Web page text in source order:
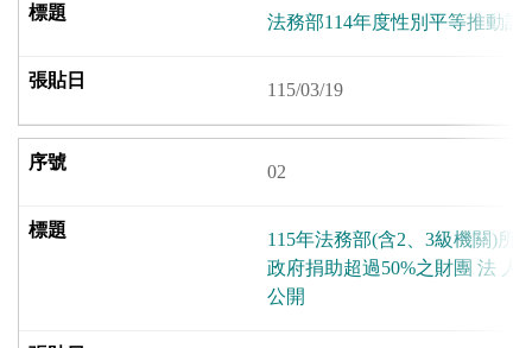
法務部114年度性別平等推動計
115/03/19
02
115年法務部(含2、3級機關)所
政府捐助超過50%之財團 法 人
公開